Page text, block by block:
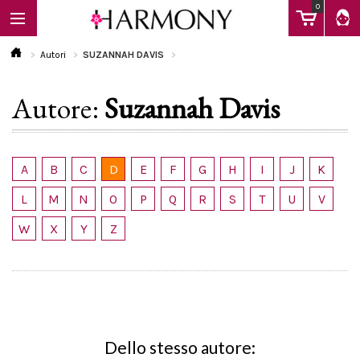
0
EBOOK
LIBRI
Calendario
Autori SUZANNAH DAVIS
Autore: Suzannah Davis
A B C D E F G H I J
K
L
M N O P Q R S T U
V
W
X Y Z
Dello stesso autore: